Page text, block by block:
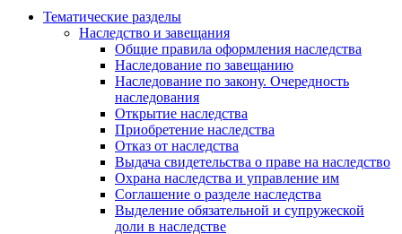
Тематические разделы
Наследство и завещания
Общие правила оформления наследства
Наследование по завещанию
Наследование по закону. Очередность
наследования
Открытие наследства
Приобретение наследства
Отказ от наследства
Выдача свидетельства о праве на наследство
Охрана наследства и управление им
Соглашение о разделе наследства
Выделение обязательной и супружеской
доли в наследстве